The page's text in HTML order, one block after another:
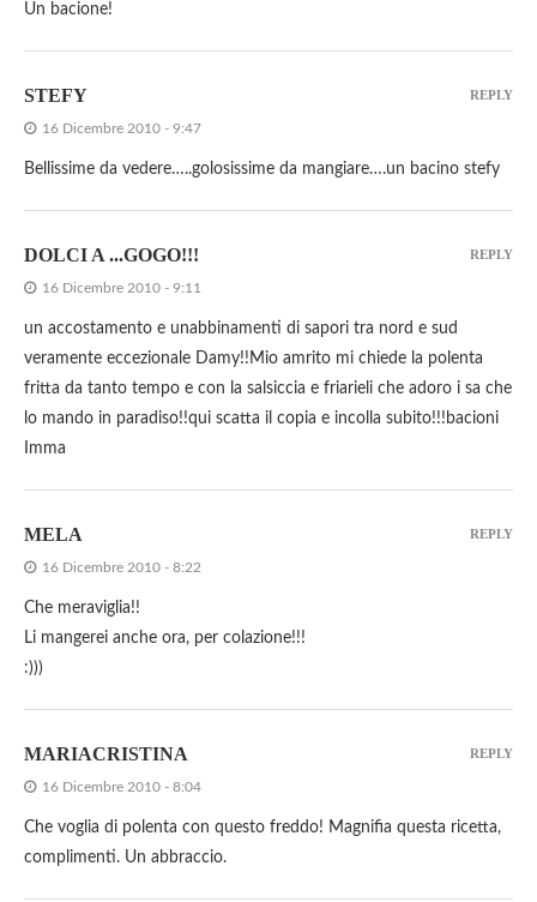
Un bacione!
STEFY
16 Dicembre 2010 - 9:47
Bellissime da vedere…..golosissime da mangiare….un bacino stefy
REPLY
DOLCI A ...GOGO!!!
16 Dicembre 2010 - 9:11
un accostamento e unabbinamenti di sapori tra nord e sud
veramente eccezionale Damy!!Mio amrito mi chiede la polenta
fritta da tanto tempo e con la salsiccia e friarieli che adoro i sa che
lo mando in paradiso!!qui scatta il copia e incolla subito!!!bacioni
Imma
REPLY
MELA
16 Dicembre 2010 - 8:22
Che meraviglia!!
Li mangerei anche ora, per colazione!!!
:)))
REPLY
MARIACRISTINA
16 Dicembre 2010 - 8:04
Che voglia di polenta con questo freddo! Magnifia questa ricetta,
complimenti. Un abbraccio.
REPLY